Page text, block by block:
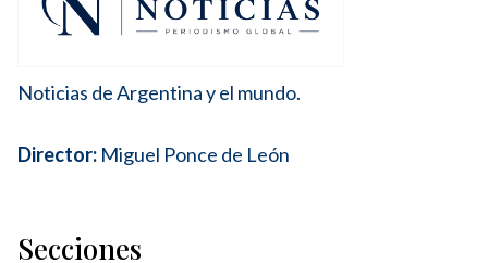
Noticias de Argentina y el mundo.
Director: Miguel Ponce de León
Secciones